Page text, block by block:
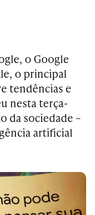
o Google
o principal
tendências e
nesta terça-
da sociedade –
artificial